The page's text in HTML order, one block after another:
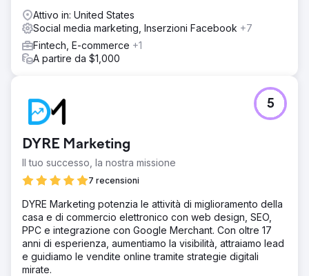
Attivo in: United States
Social media marketing, Inserzioni Facebook +7
Fintech, E-commerce +1
A partire da $1,000
DYRE Marketing
Il tuo successo, la nostra missione
7 recensioni
5
DYRE Marketing potenzia le attività di miglioramento della
casa e di commercio elettronico con web design, SEO,
PPC e integrazione con Google Merchant. Con oltre 17
anni di esperienza, aumentiamo la visibilità, attraiamo lead
e guidiamo le vendite online tramite strategie digitali
mirate.